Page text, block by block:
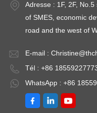
Adresse : 1F, 2F,
of SMES, economic
road and the west of
E-mail :
Tél : +86
WhatsApp : +86